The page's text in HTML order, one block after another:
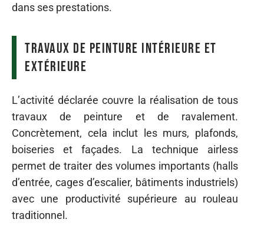
dans ses prestations.
Travaux de peinture intérieure et
extérieure
L’activité déclarée couvre la réalisation de tous
travaux de peinture et de ravalement.
Concrètement, cela inclut les murs, plafonds,
boiseries et façades. La technique airless
permet de traiter des volumes importants (halls
d’entrée, cages d’escalier, bâtiments industriels)
avec une productivité supérieure au rouleau
traditionnel.